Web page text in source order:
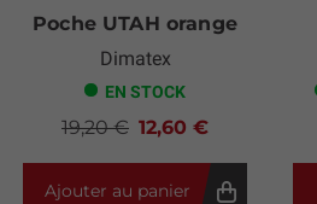
Poche UTAH orange
Dimatex
EN STOCK
12,60 €
19,20 €
Ajouter au panier